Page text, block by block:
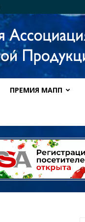
ПРЕМИЯ МАПП